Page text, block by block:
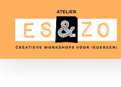
naar
inhoud